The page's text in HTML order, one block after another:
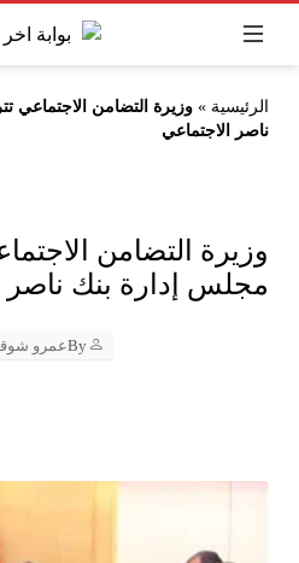
الرئيسية » وزيرة التضامن الاجتماعي
ناصر الاجتماعي
وزيرة التضامن
مجلس إدارة بنك ناصر
Byعمرو